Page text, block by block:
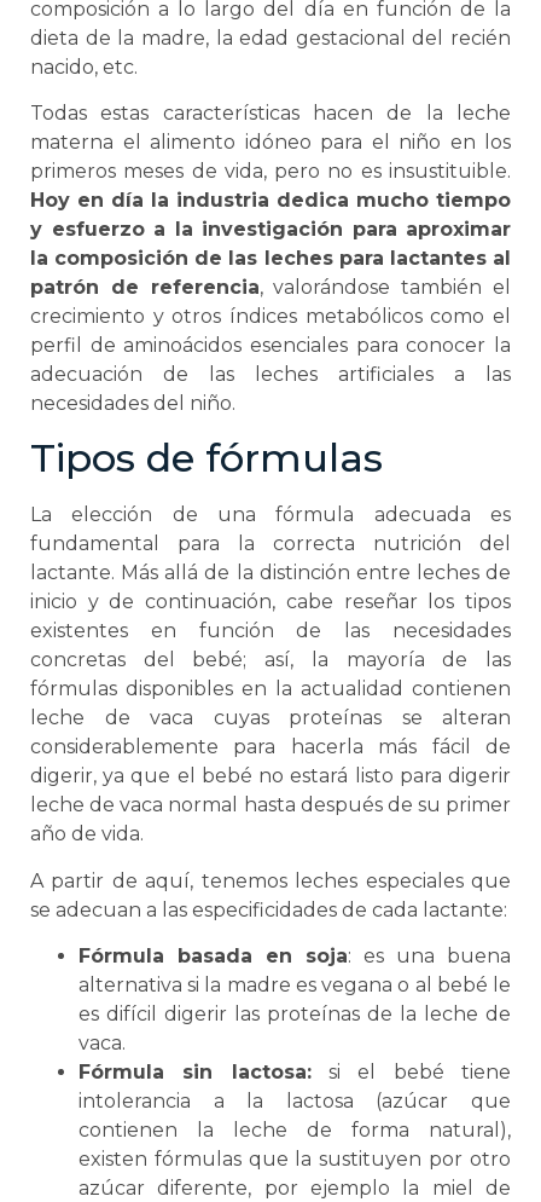
composición a lo largo del día en función de la
dieta de la madre, la edad gestacional del recién
nacido, etc.
Todas estas características hacen de la leche
materna el alimento idóneo para el niño en los
primeros meses de vida, pero no es insustituible.
Hoy en día la industria dedica mucho tiempo
y esfuerzo a la investigación para aproximar
la composición de las leches para lactantes al
patrón de referencia, valorándose también el
crecimiento y otros índices metabólicos como el
perfil de aminoácidos esenciales para conocer la
adecuación de las leches artificiales a las
necesidades del niño.
Tipos de fórmulas
La elección de una fórmula adecuada es
fundamental para la correcta nutrición del
lactante. Más allá de la distinción entre leches de
inicio y de continuación, cabe reseñar los tipos
existentes en función de las necesidades
concretas del bebé; así, la mayoría de las
fórmulas disponibles en la actualidad contienen
leche de vaca cuyas proteínas se alteran
considerablemente para hacerla más fácil de
digerir, ya que el bebé no estará listo para digerir
leche de vaca normal hasta después de su primer
año de vida.
A partir de aquí, tenemos leches especiales que
se adecuan a las especificidades de cada lactante:
Fórmula basada en soja: es una buena
alternativa si la madre es vegana o al bebé le
es difícil digerir las proteínas de la leche de
vaca.
Fórmula sin lactosa:si el bebé tiene
intolerancia a la lactosa (azúcar que
contienen la leche de forma natural),
existen fórmulas que la sustituyen por otro
azúcar diferente, por ejemplo la miel de